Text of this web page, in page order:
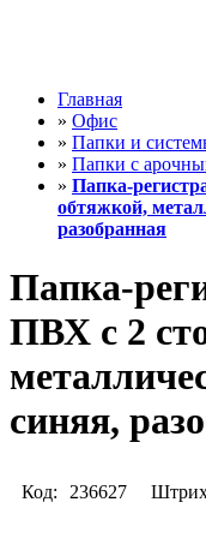
Главная
» Офис
» Папки и
» Папки с
» Папка-
обтяжкой,
разобранная
Папка-
ПВХ с 2
синяя,
Код: 236627